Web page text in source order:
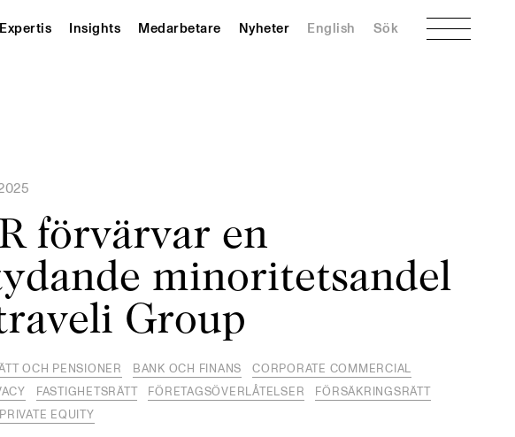
Expertis Insights Medarbetare Nyheter English Sök Meny
förvärvar en
minoritetsandel
Group
OCH PENSIONER BANK OCH FINANS
CORPORATE COMMERCIAL
FASTIGHETSRÄTT FÖRETAGSÖVERLÅTELSER
FÖRSÄKRINGSRÄTT
PRIVATE EQUITY